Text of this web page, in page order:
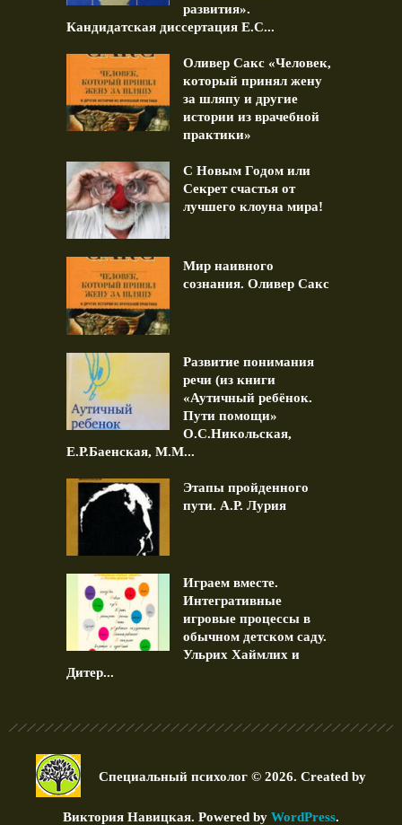
развития».
Кандидатская диссертация Е.С...
Оливер Сакс «Человек,
который принял жену
за шляпу и другие
истории из врачебной
практики»
С Новым Годом или
Секрет счастья от
лучшего клоуна мира!
Мир наивного
сознания. Оливер Сакс
Развитие понимания
речи (из книги
«Аутичный ребёнок.
Пути помощи»
О.С.Никольская,
Е.Р.Баенская, М.М...
Этапы пройденного
пути. А.Р. Лурия
Играем вместе.
Интегративные
игровые процессы в
обычном детском саду.
Ульрих Хаймлих и
Дитер...
Специальный психолог © 2026. Created by
Виктория Навицкая. Powered by WordPress.